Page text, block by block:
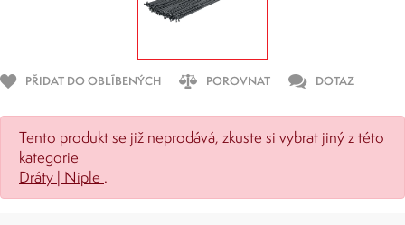
PŘIDAT DO OBLÍBENÝCH POROVNAT DOTAZ
Tento produkt se již neprodává, zkuste si vybrat jiný z této
kategorie
Dráty | Niple .